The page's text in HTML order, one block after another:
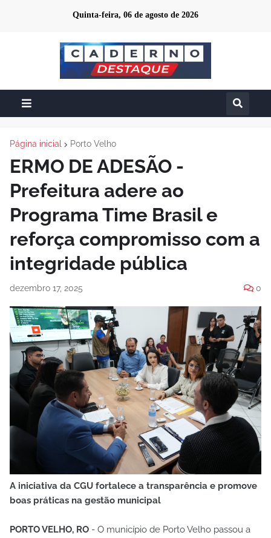
Quinta-feira, 06 de agosto de 2026
Página inicial Porto Velho
ERMO DE ADESÃO -
Prefeitura adere ao
Programa Time Brasil e
reforça compromisso com a
integridade pública
dezembro 17, 2025 0
A iniciativa da CGU fortalece a transparência e promove
boas práticas na gestão municipal
PORTO VELHO, RO - O município de Porto Velho passou a